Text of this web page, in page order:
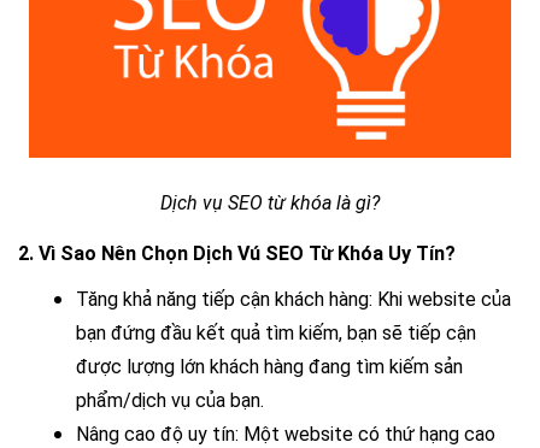
Dịch vụ SEO từ khóa là gì?
2. Vì Sao Nên Chọn Dịch Vú SEO Từ Khóa Uy Tín?
Tăng khả năng tiếp cận khách hàng: Khi website của
bạn đứng đầu kết quả tìm kiếm, bạn sẽ tiếp cận
được lượng lớn khách hàng đang tìm kiếm sản
phẩm/dịch vụ của bạn.
Nâng cao độ uy tín: Một website có thứ hạng cao